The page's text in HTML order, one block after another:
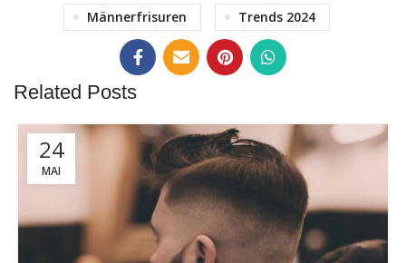
Männerfrisuren Trends 2024
Related Posts
24
MAI